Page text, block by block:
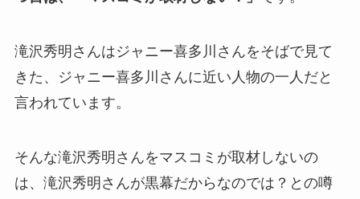
滝沢秀明さんはジャニー喜多川さんをそばで見て
きた、ジャニー喜多川さんに近い人物の一人だと
言われています。
そんな滝沢秀明さんをマスコミが取材しないの
は、滝沢秀明さんが黒幕だからなのでは？との噂